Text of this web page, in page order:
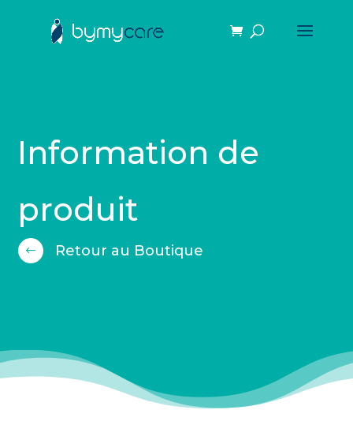
Information de
produit
# Retour au Boutique